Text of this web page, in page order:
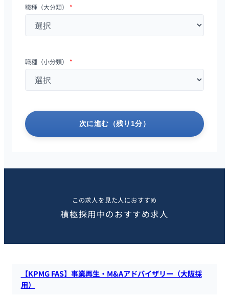
職種（大分類） *
職種（小分類） *
次に進む（残り1分）
この求人を見た人におすすめ
積極採用中のおすすめ求人
【KPMG FAS】事業再生・M&Aアドバイザリー（大阪採
用）